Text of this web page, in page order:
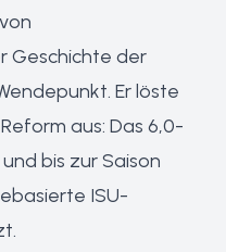
Geschichte der
Er löste
aus: Das 6,0-
bis zur Saison
ISU-